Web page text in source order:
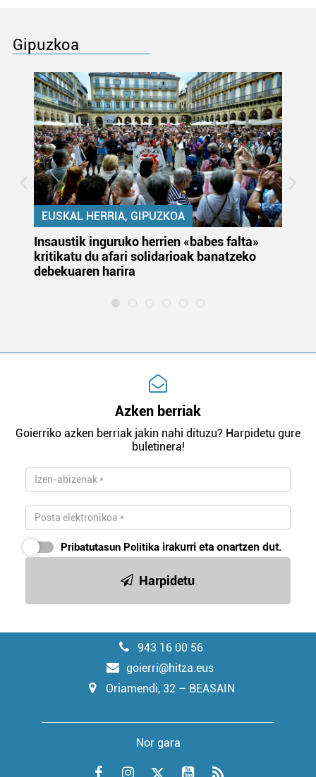
Gipuzkoa
EUSKAL HERRIA, GIPUZKOA
Insaustik inguruko herrien «babes falta»
kritikatu du afari solidarioak banatzeko
debekuaren harira
Azken berriak
Goierriko azken berriak jakin nahi dituzu? Harpidetu gure
buletinera!
Pribatutasun Politika irakurri eta onartzen dut.
Harpidetu
943 16 00 56
goierri@hitza.eus
Oriamendi, 32 – BEASAIN
Nor gara